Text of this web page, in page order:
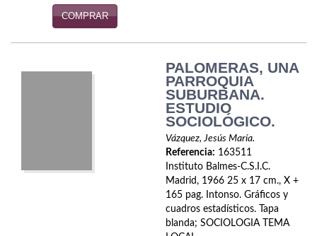
Novela histórica
Novela romántica
COMPRAR
PALOMERAS, UNA
PARROQUIA
SUBURBANA.
ESTUDIO
SOCIOLÓGICO.
Vázquez, Jesús María.
Referencia: 163511
Instituto Balmes-C.S.I.C.
Madrid, 1966 25 x 17 cm., X +
165 pag. Intonso. Gráficos y
cuadros estadísticos. Tapa
blanda; SOCIOLOGIA TEMA